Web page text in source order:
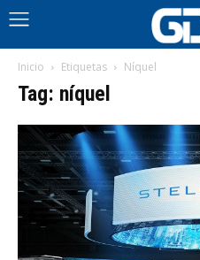
Inicio Etiquetas Níquel
Tag: níquel